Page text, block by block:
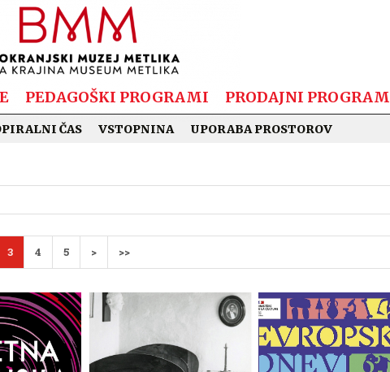
PEDAGOŠKI PROGRAMI PRODAJNI PROGRAM
ČAS VSTOPNINA UPORABA PROSTOROV
3 4 5 > >>